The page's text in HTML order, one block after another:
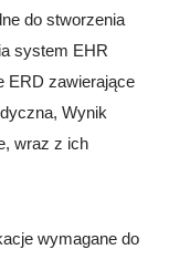
do stworzenia
system EHR
ERD zawierające
Wynik
wraz z ich
wymagane do